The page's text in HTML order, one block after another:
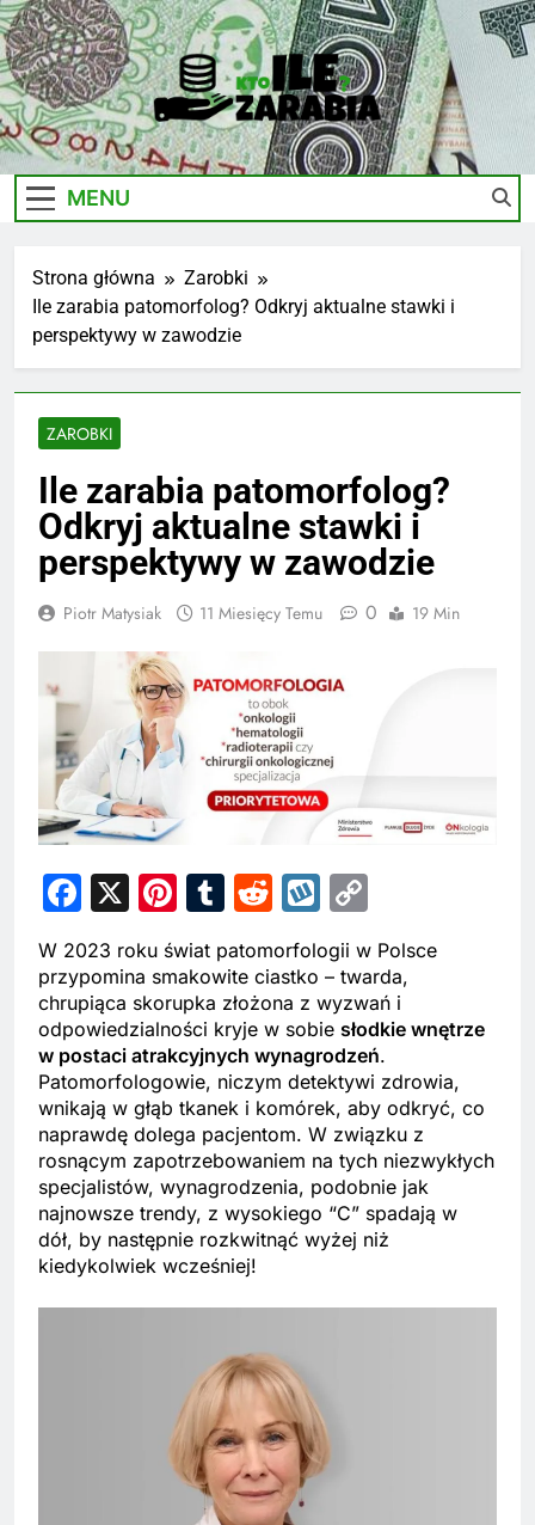
Skip
to
content
Ile-
Zarabia.edu.pl
Zarobki Gwiazd, Ciekawostki I Biznes
MENU
Strona główna
Zarobki
Ile zarabia patomorfolog? Odkryj aktualne stawki i
perspektywy w zawodzie
ZAROBKI
Ile zarabia patomorfolog?
Odkryj aktualne stawki i
perspektywy w zawodzie
Piotr Matysiak 11 Miesięcy Temu 0 19 Min
Facebook
X Pinterest
Tumblr
RedditWykop
Link
W 2023 roku świat patomorfologii w Polsce
przypomina smakowite ciastko – twarda,
chrupiąca skorupka złożona z wyzwań i
odpowiedzialności kryje w sobie słodkie wnętrze
w postaci atrakcyjnych wynagrodzeń.
Patomorfologowie, niczym detektywi zdrowia,
wnikają w głąb tkanek i komórek, aby odkryć, co
naprawdę dolega pacjentom. W związku z
rosnącym zapotrzebowaniem na tych niezwykłych
specjalistów, wynagrodzenia, podobnie jak
najnowsze trendy, z wysokiego “C” spadają w
dół, by następnie rozkwitnąć wyżej niż
kiedykolwiek wcześniej!